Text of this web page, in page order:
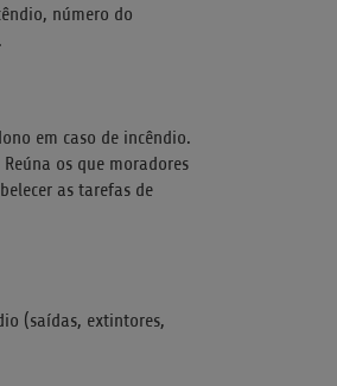
número do
em caso de incêndio.
os que moradores
as tarefas de
(saídas, extintores,